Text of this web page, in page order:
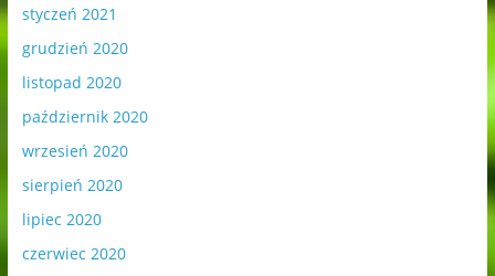
styczeń 2021
grudzień 2020
listopad 2020
październik 2020
wrzesień 2020
sierpień 2020
lipiec 2020
czerwiec 2020